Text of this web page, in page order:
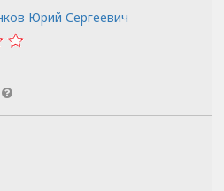
Юрий Сергеевич